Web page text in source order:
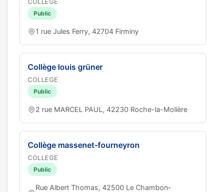
COLLEGE
Public
1 rue Jules Ferry, 42704 Firminy
Collège louis grüner
COLLEGE
Public
2 rue MARCEL PAUL, 42230 Roche-la-Molière
Collège massenet-fourneyron
COLLEGE
Public
Rue Albert Thomas, 42500 Le Chambon-